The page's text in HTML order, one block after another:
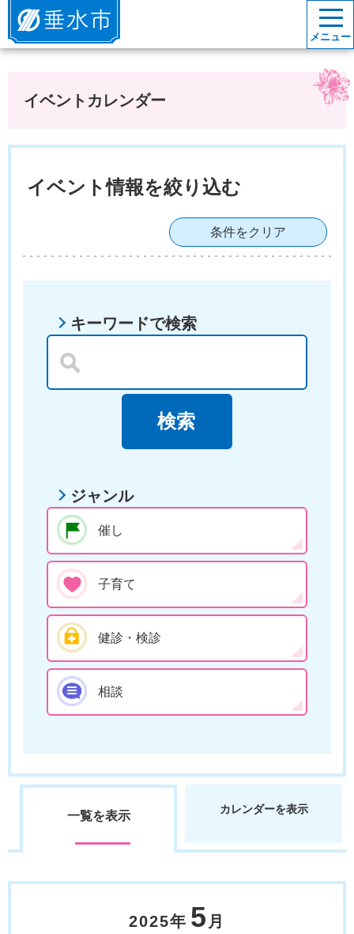
垂水市
メニュー
イベントカレンダー
イベント情報を絞り込む
条件をクリア
キーワードで検索
ジャンル
催し
子育て
健診・検診
相談
一覧を表示 カレンダーを表示
2025年 5 月